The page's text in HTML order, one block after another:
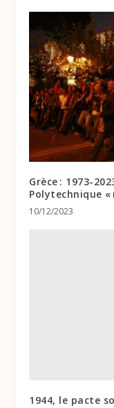
Grèce : 1973-
Polytechnique «
10/12/2023
1944, le pacte